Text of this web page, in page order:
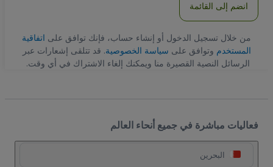
انضم إلى القائمة
من خلال تسجيل الدخول أو إنشاء حساب، فإنك توافق على اتفاقية
المستخدم وتوافق على سياسة الخصوصية. قد تتلقى إشعارات عبر
الرسائل النصية القصيرة منا ويمكنك إلغاء الاشتراك في أي وقت.
فعاليات مباشرة في جميع أنحاء العالم
البحرين